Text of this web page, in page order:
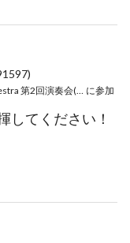
に参加
してください！